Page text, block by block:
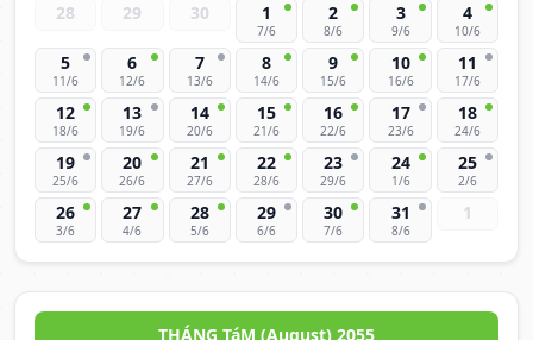
28 29 30 1
7/6
2
8/6
3
9/6
4
10/6
5
11/6
6
12/6
7
13/6
8
14/6
9
15/6
10
16/6
11
17/6
12
18/6
13
19/6
14
20/6
15
21/6
16
22/6
17
23/6
18
24/6
19
25/6
20
26/6
21
27/6
22
28/6
23
29/6
24
1/6
25
2/6
26
3/6
27
4/6
28
5/6
29
6/6
30
7/6
31
8/6
1
THÁNG TáM (August) 2055